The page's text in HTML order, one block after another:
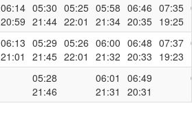
06:14
20:59
05:30
21:44
05:25
22:01
05:58
21:34
06:46
20:35
07:35
19:25
06:13
21:01
05:29
21:45
05:26
22:01
06:00
21:32
06:48
20:33
07:37
19:23
05:28
21:46
06:01
21:31
06:49
20:31